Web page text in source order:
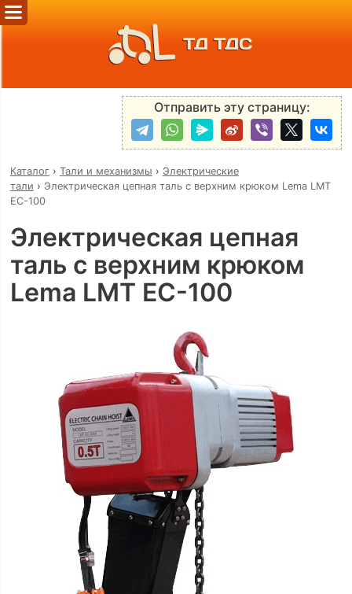
ТД ТДС
Отправить эту страницу:
Каталог› Тали и механизмы › Электрические
тали › Электрическая цепная таль с верхним крюком Lema LMT
EC-100
Электрическая цепная
таль с верхним крюком
Lema LMT EC-100